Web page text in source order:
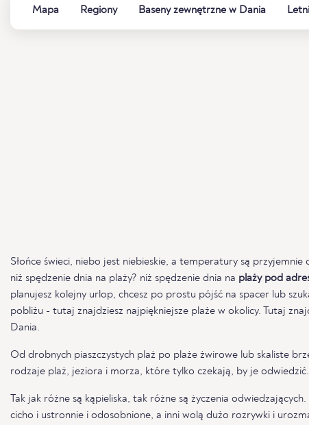
Mapa Regiony Baseny zewnętrzne w Dania
Słońce świeci, niebo jest niebieskie, a temperatury są przyjemnie
niż spędzenie dnia na plaży? niż spędzenie dnia na plaży pod
planujesz kolejny urlop, chcesz po prostu pójść na spacer lub
pobliżu - tutaj znajdziesz najpiękniejsze plaże w okolicy. Tutaj
Dania.
Od drobnych piaszczystych plaż po plaże żwirowe lub skaliste
rodzaje plaż, jeziora i morza, które tylko czekają, by je odwiedzić.
Tak jak różne są kąpieliska, tak różne są życzenia
cicho i ustronnie i odosobnione, a inni wolą dużo rozrywki i